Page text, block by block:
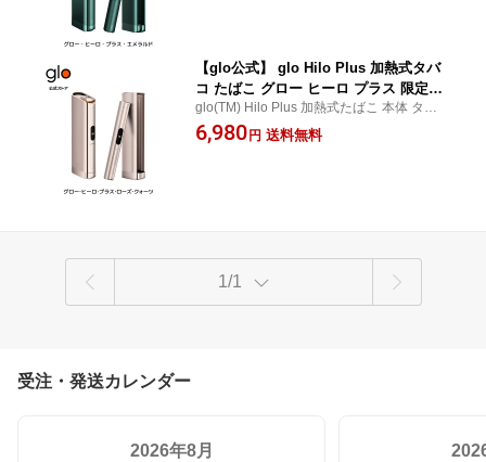
【glo公式】 glo Hilo Plus 加熱式タバ
コ たばこ グロー ヒーロ プラス 限定カ
ラー ローズ・クォーツ デバイス本体 デ
ィスプレイ搭載 ブースト・モード搭載
glo(TM) Hilo Plus 加熱式たばこ 本体 タバコ
デバイス 限定カラー
6,980 円 送料無料
1/1
受注・発送カレンダー
2026年8月